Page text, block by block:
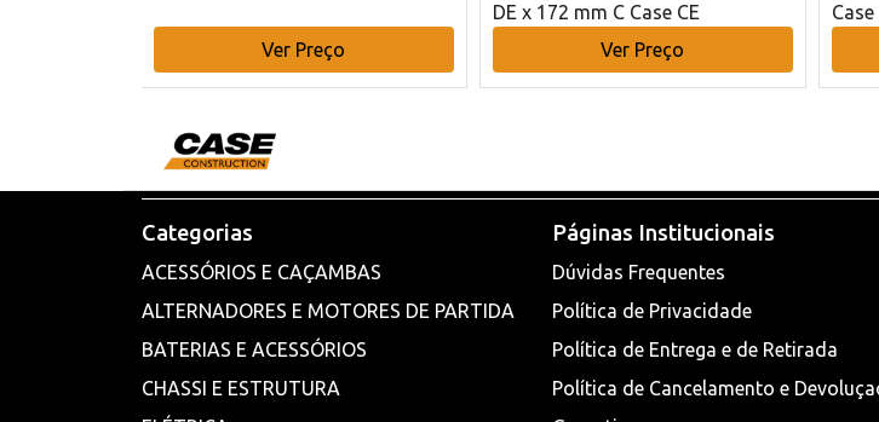
Ver Preço
DE x 172 mm C Case CE
Ver Preço
Case
Categorias
ACESSÓRIOS E CAÇAMBAS
ALTERNADORES E MOTORES DE PARTIDA
BATERIAS E ACESSÓRIOS
CHASSI E ESTRUTURA
Páginas Institucionais
Dúvidas Frequentes
Política de Privacidade
Política de Entrega e de Retirada
Política de Cancelamento e